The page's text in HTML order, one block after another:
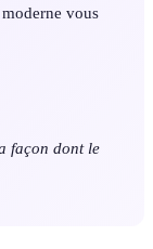
vous
façon dont le